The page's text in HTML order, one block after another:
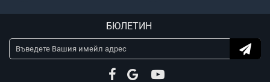
БЮЛЕТИН